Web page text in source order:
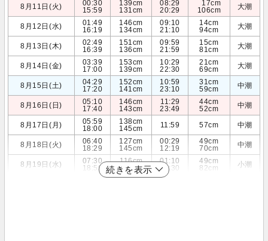
8月11日(火)
00:30
15:59
139cm
131cm
08:29
20:29
17cm
106cm
大潮
8月12日(水)
01:49
16:19
146cm
134cm
09:10
21:10
14cm
94cm
大潮
8月13日(木)
02:49
16:39
151cm
136cm
09:59
21:59
15cm
81cm
大潮
8月14日(金)
03:39
17:00
153cm
139cm
10:29
22:30
21cm
69cm
大潮
8月15日(土)
04:29
17:20
152cm
141cm
10:59
23:10
31cm
59cm
中潮
8月16日(日)
05:10
17:40
146cm
143cm
11:29
23:49
44cm
52cm
中潮
8月17日(月)
05:59
18:00
138cm
145cm
11:59 57cm 中潮
8月18日(火)
06:40
18:29
127cm
145cm
00:29
12:19
49cm
70cm
中潮
8月19日(水)
07:30
18:59
116cm
143cm
01:10
12:30
49cm
82cm
小潮
続きを表示